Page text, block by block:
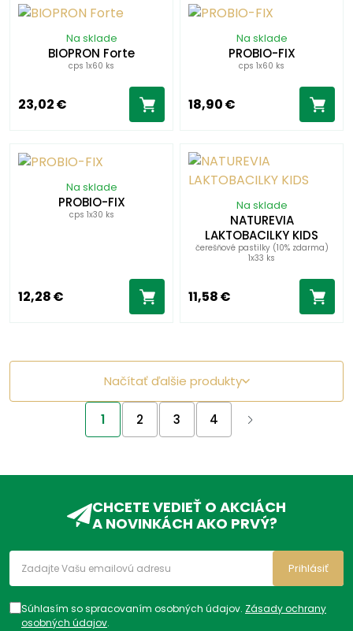
Na sklade
BIOPRON Forte
cps 1x60 ks
23,02 €
Na sklade
PROBIO-FIX
cps 1x60 ks
18,90 €
Na sklade
PROBIO-FIX
cps 1x30 ks
12,28 €
Na sklade
NATUREVIA
LAKTOBACILKY KIDS
čerešňové pastilky (10% zdarma)
1x33 ks
11,58 €
1 2 3 4
Načítať ďalšie produkty
CHCETE VEDIEŤ O AKCIÁCH
A NOVINKÁCH AKO PRVÝ?
Súhlasím so spracovaním osobných údajov. Zásady ochrany
osobných údajov.
Prihlásiť